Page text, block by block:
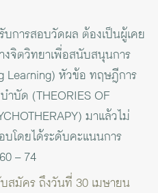
การสอบวัดผล ต้องเป็นผู้เคย
งจิตวิทยาเพื่อสนับสนุนการ
Learning) หัวข้อ ทฤษฎีการ
ำบัด (THEORIES OF
มาแล้วไม่
โดยได้ระดับคะแนนการ
– 74
บสมัคร ถึงวันที่ 30 เมษายน